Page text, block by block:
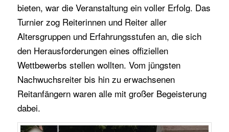
bieten, war die Veranstaltung ein voller Erfolg. Das
Turnier zog Reiterinnen und Reiter aller
Altersgruppen und Erfahrungsstufen an, die sich
den Herausforderungen eines offiziellen
Wettbewerbs stellen wollten. Vom jüngsten
Nachwuchsreiter bis hin zu erwachsenen
Reitanfängern waren alle mit großer Begeisterung
dabei.